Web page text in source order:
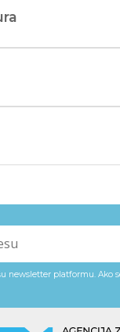
newsletter platformu.